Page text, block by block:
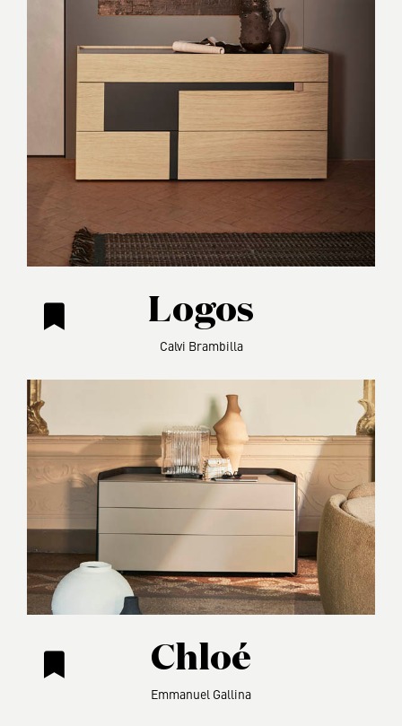
Logos
Calvi Brambilla
Chloé
Emmanuel Gallina